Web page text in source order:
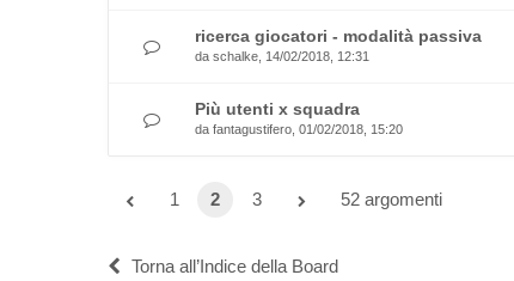
ricerca giocatori - modalità passiva
da schalke , 14/02/2018, 12:31
Più utenti x squadra
da fantagustifero , 01/02/2018, 15:20
1 2 3 52 argomenti
Torna all’Indice della Board